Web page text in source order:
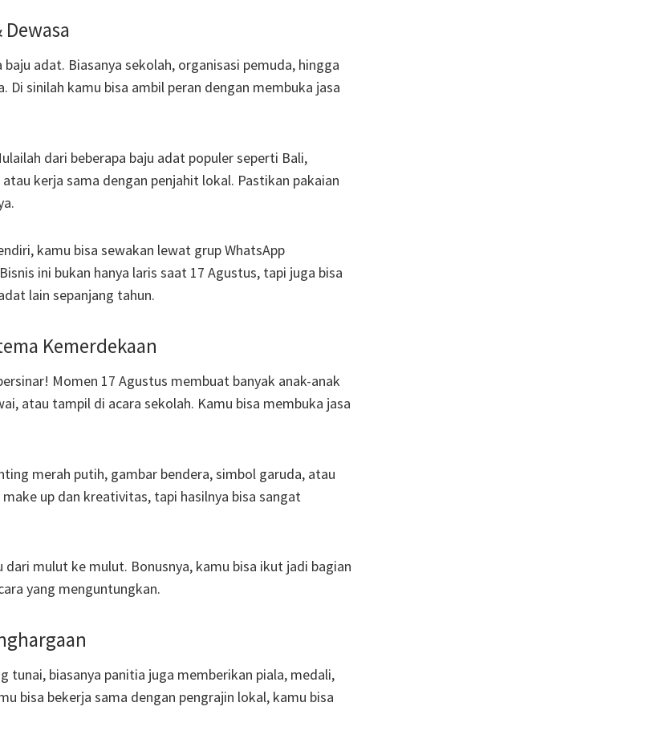
adat. Biasanya sekolah, organisasi pemuda, hingga
Di sinilah kamu bisa ambil peran dengan membuka jasa
dari beberapa baju adat populer seperti Bali,
kerja sama dengan penjahit lokal. Pastikan pakaian
kamu bisa sewakan lewat grup WhatsApp
ini bukan hanya laris saat 17 Agustus, tapi juga bisa
lain sepanjang tahun.
Kemerdekaan
Momen 17 Agustus membuat banyak anak-anak
atau tampil di acara sekolah. Kamu bisa membuka jasa
merah putih, gambar bendera, simbol garuda, atau
up dan kreativitas, tapi hasilnya bisa sangat
mulut ke mulut. Bonusnya, kamu bisa ikut jadi bagian
yang menguntungkan.
tunai, biasanya panitia juga memberikan piala, medali,
bisa bekerja sama dengan pengrajin lokal, kamu bisa